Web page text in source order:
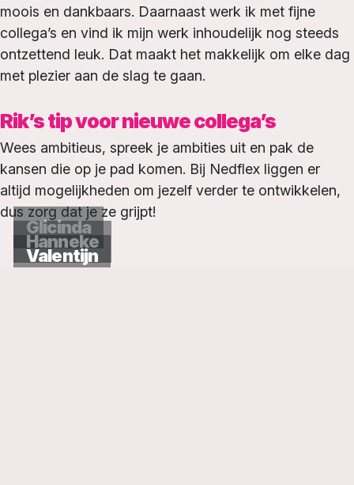
moois en dankbaars. Daarnaast werk ik met fijne
collega’s en vind ik mijn werk inhoudelijk nog steeds
ontzettend leuk. Dat maakt het makkelijk om elke dag
met plezier aan de slag te gaan.
Rik’s tip voor nieuwe collega’s
Wees ambitieus, spreek je ambities uit en pak de
kansen die op je pad komen. Bij Nedflex liggen er
altijd mogelijkheden om jezelf verder te ontwikkelen,
dus zorg dat je ze grijpt!
Glicinda
aan mijn werk is
Hanneke
Valentijn